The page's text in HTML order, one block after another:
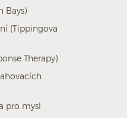
Bays)
(Tippingova
Therapy)
pro mysl